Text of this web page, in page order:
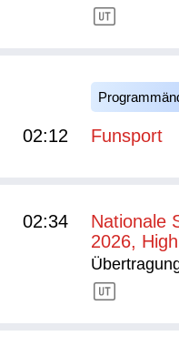
02:12 Funsport
02:34
Nationale
2026,